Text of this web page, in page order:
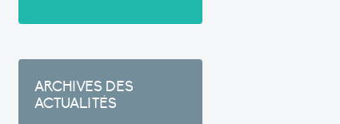
ARCHIVES DES
ACTUALITÉS